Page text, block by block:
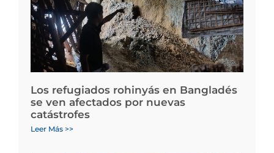
Los refugiados rohinyás en Bangladés
se ven afectados por nuevas
catástrofes
Leer Más >>